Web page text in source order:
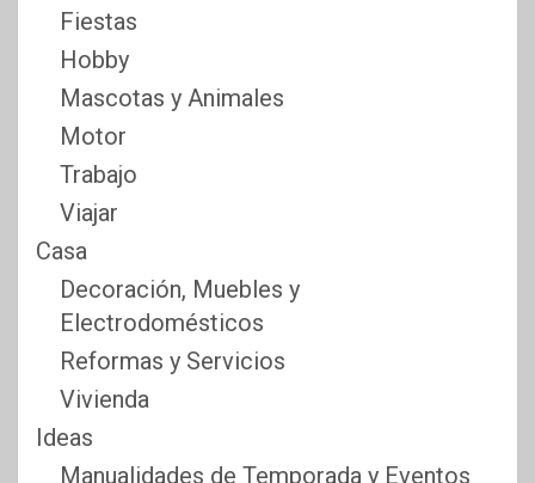
Fiestas
Hobby
Mascotas y Animales
Motor
Trabajo
Viajar
Casa
Decoración, Muebles y
Electrodomésticos
Reformas y Servicios
Vivienda
Ideas
Manualidades de Temporada y Eventos